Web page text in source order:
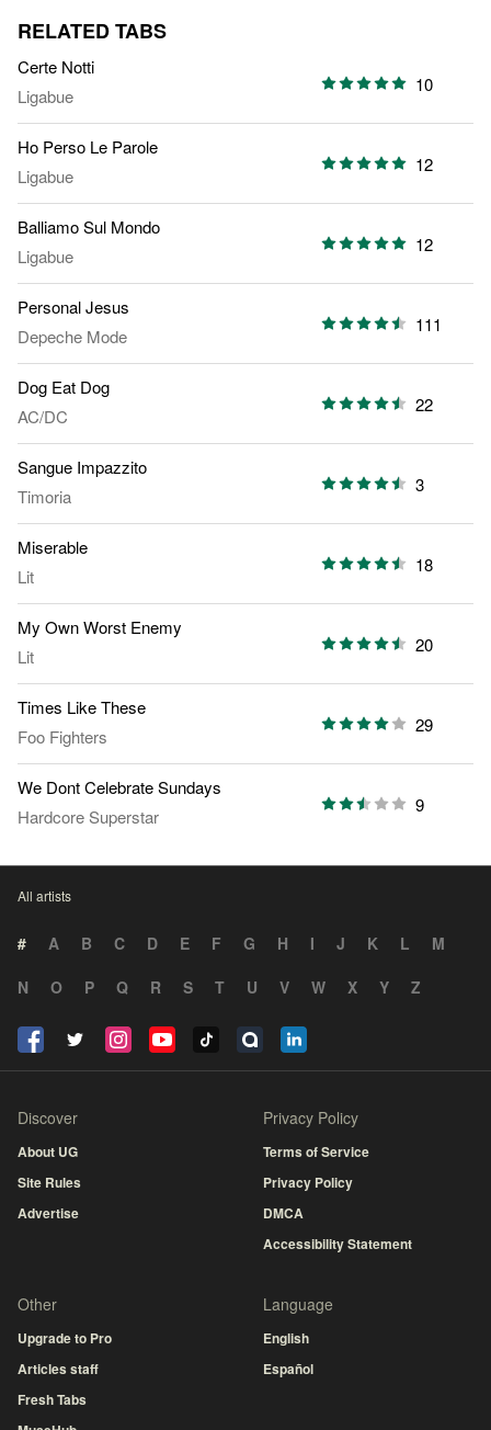
RELATED TABS
Certe Notti
Ligabue
10
Ho Perso Le Parole
Ligabue
12
Balliamo Sul Mondo
Ligabue
12
Personal Jesus
Depeche Mode
111
Dog Eat Dog
AC/DC
22
Sangue Impazzito
Timoria
3
Miserable
Lit
18
My Own Worst Enemy
Lit
20
Times Like These
Foo Fighters
29
We Dont Celebrate Sundays
Hardcore Superstar
9
All artists
# A B C D E F G H I J K L
M
N
O P Q R S T U V W X Y Z
Discover
About UG
Site Rules
Advertise
Privacy Policy
Terms of Service
Privacy Policy
DMCA
Accessibility Statement
Other
Upgrade to Pro
Articles staff
Fresh Tabs
Language
English
Español